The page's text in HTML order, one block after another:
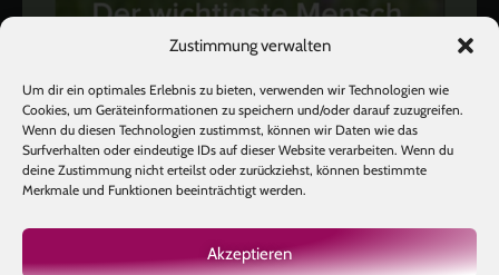
Zustimmung verwalten
Um dir ein optimales Erlebnis zu bieten, verwenden wir Technologien wie
Cookies, um Geräteinformationen zu speichern und/oder darauf zuzugreifen.
Wenn du diesen Technologien zustimmst, können wir Daten wie das
Surfverhalten oder eindeutige IDs auf dieser Website verarbeiten. Wenn du
deine Zustimmung nicht erteilst oder zurückziehst, können bestimmte
Merkmale und Funktionen beeinträchtigt werden.
Akzeptieren
Mehr laden Auf Instagram folgen